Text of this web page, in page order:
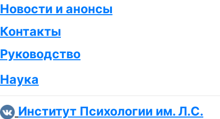
Новости и анонсы
Контакты
Руководство
Наука
Институт Психологии им. Л.С.